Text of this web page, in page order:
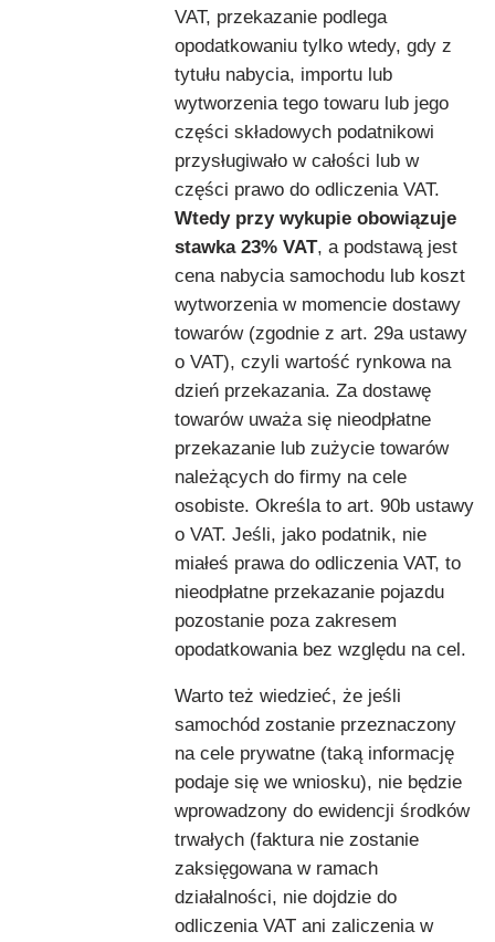
VAT, przekazanie podlega
opodatkowaniu tylko wtedy, gdy z
tytułu nabycia, importu lub
wytworzenia tego towaru lub jego
części składowych podatnikowi
przysługiwało w całości lub w
części prawo do odliczenia VAT.
Wtedy przy wykupie obowiązuje
stawka 23% VAT, a podstawą jest
cena nabycia samochodu lub koszt
wytworzenia w momencie dostawy
towarów (zgodnie z art. 29a ustawy
o VAT), czyli wartość rynkowa na
dzień przekazania. Za dostawę
towarów uważa się nieodpłatne
przekazanie lub zużycie towarów
należących do firmy na cele
osobiste. Określa to art. 90b ustawy
o VAT. Jeśli, jako podatnik, nie
miałeś prawa do odliczenia VAT, to
nieodpłatne przekazanie pojazdu
pozostanie poza zakresem
opodatkowania bez względu na cel.
Warto też wiedzieć, że jeśli
samochód zostanie przeznaczony
na cele prywatne (taką informację
podaje się we wniosku), nie będzie
wprowadzony do ewidencji środków
trwałych (faktura nie zostanie
zaksięgowana w ramach
działalności, nie dojdzie do
odliczenia VAT ani zaliczenia w